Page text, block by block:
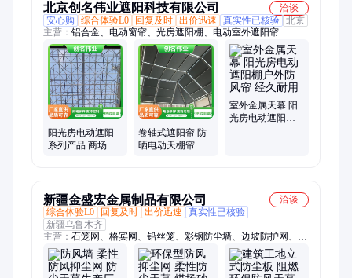
北京创名伟业遮阳科技有限公司
洽谈
安心购
综合体验L0 回复及时 出价迅速 真实性已核验 北京
主营： 铝合金、电动窗帘、光房遮阳棚、电动室外遮阳帘
阳光房电动遮阳
系列产品 商场室
卷轴式遮阳帘 防
晒电动天棚帘 防
室外金属天幕 阳
光房电动遮阳棚
新疆金盛宏金属制品有限公司
洽谈
综合体验L0
回复及时 出价迅速
真实性已核验
新疆乌鲁木齐
主营： 石笼网、格宾网、铅丝笼、彩钢防尘墙、边坡防护网、山
体护坡网、刺丝刺绳网、防风抑尘网、公路声屏障、公路护栏
网、球场围栏、双边丝护栏网、护栏网、机场围栏、钢筋网片、